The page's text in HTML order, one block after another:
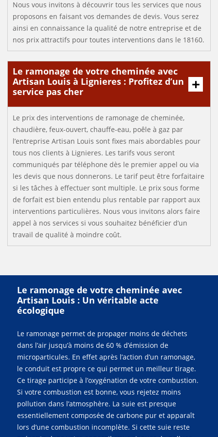
Nous vous invitons à découvrir tous les services que nous
proposons en faisant vos demandes de devis. Vous serez
ainsi en connaissance la qualité de notre entreprise et de
nos prix attractifs pour toutes interventions dans le 18160.
Le ramonage de votre cheminée avec
Artisan Louis à Lignieres : Profitez d’un
service pas cher
Le prix des interventions de ramonage de cheminée,
chaudière, feux-ouvert, chauffe-eau, poêle à gaz par
l’entreprise Artisan Louis sont fixes mais abordables pour
tous nos clients à Lignieres. Les tarifs vous seront
communiqués par téléphone dès le premier appel ou via
les devis que nous donnerons. Le tarif peut être forfaitaire
si les tâches à effectuer sont multiple. Le prix sous forme
de forfait est bien entendu plus rentable par rapport aux
interventions particulières. Nous vous invitons alors faire
appel à nos services si vous souhaitez bénéficier d’un
travail de qualité à moindre coût.
Le ramonage de votre cheminée avec
Artisan Louis : Un véritable acte
écologique
Le ramonage permet de propager moins de déchets
dans l’air jusqu’à moins de 60 % d’émission de
microparticules. En effet après l’action d’un ramonage,
le conduit est propre ce qui permet un meilleur tirage.
Ce tirage participe à l’oxygénation de votre combustion.
Si votre combustion est bonne, vous rejetez moins
pollution dans l’atmosphère. La suie est presque
essentiellement composée de carbone pur et apparaît
lors d’une combustion incomplète. Si cette suie reste